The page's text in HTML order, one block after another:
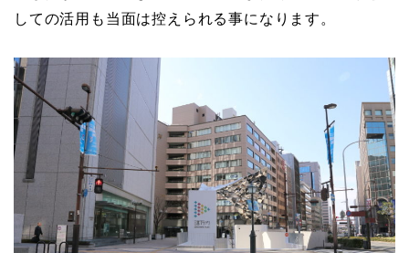
しての活用も当面は控えられる事になります。